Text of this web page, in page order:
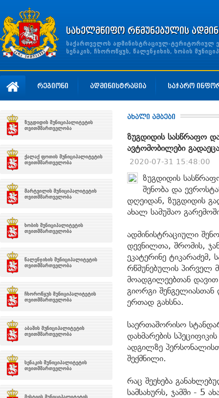
სახელმწიფო რწმუნებულის
საქართველოს ადმინისტრაციულ-ტერიტორიულ
სენაკის, ჩხოროწყუს, წალენჯიხის, ხობის
რეგიონი ადმინისტრაცია საჯარო
ახალი ამბები
ზუგდიდის სასწრაფო
ავტომობილები გადაეცა
2020-07-31 15:48:00
ზუგდიდის
შენობა და
დღეიდან, ზუგდიდის
ახალ სამუშაო
ადმინისტრაციული
დევნილთა, შრომის,
ეკატერინე
რწმუნებულის პირველ
მოადგილეებთან
გიორგი
ერთად გახსნა.
საერთაშორისო
დახმარების
ადგილზე
შექმნილი.
რაც შეეხება
სამსახურს, ჯამში - 5